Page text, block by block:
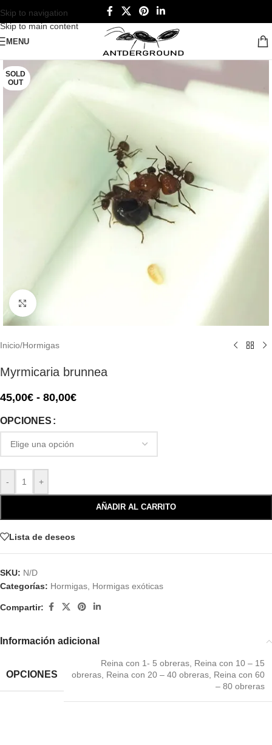
Skip to navigation
Skip to main content
MENU
SOLD
OUT
Click to enlarge
Inicio/Hormigas
Myrmicaria brunnea
45,00€ - 80,00€
OPCIONES
- +
AÑADIR AL CARRITO
Lista de deseos
SKU: N/D
Categorías: Hormigas Hormigas exóticas
Compartir:
Información adicional
OPCIONES
Reina con 1- 5 obreras Reina con 10 – 15
obreras Reina con 20 – 40 obreras Reina con 60
– 80 obreras